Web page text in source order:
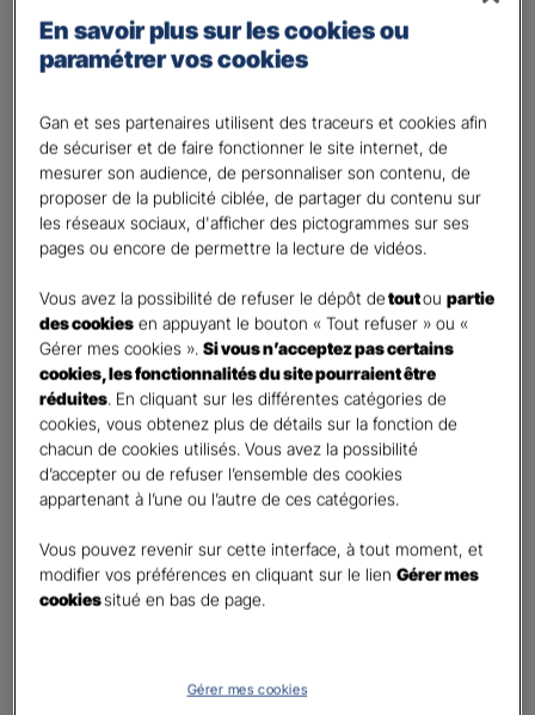
Quand souhaitez-vous être assuré ?
Vos informations :
Etes-vous déjà client Gan assurances ?*
Oui
Non
Civilité
Madame
Monsieur
Contact*
First Last
United
States
E-mail*
Informations complémentaires (facultatif)
En savoir plus sur les cookies ou
paramétrer vos cookies
Gan et ses partenaires utilisent des traceurs et cookies afin
de sécuriser et de faire fonctionner le site internet, de
mesurer son audience, de personnaliser son contenu, de
proposer de la publicité ciblée, de partager du contenu sur
les réseaux sociaux, d'afficher des pictogrammes sur ses
pages ou encore de permettre la lecture de vidéos.
Vous avez la possibilité de refuser le dépôt detoutoupartie
des cookies en appuyant le bouton « Tout refuser » ou «
Gérer mes cookies ».Si vous n’acceptez pas certains
cookies, les fonctionnalités du site pourraient être
réduites. En cliquant sur les différentes catégories de
cookies, vous obtenez plus de détails sur la fonction de
chacun de cookies utilisés. Vous avez la possibilité
d’accepter ou de refuser l’ensemble des cookies
appartenant à l’une ou l’autre de ces catégories.
Vous pouvez revenir sur cette interface, à tout moment, et
modifier vos préférences en cliquant sur le lienGérer mes
cookiessitué en bas de page.
Gérer mes cookies